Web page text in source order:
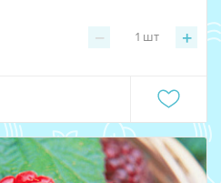
− +
1 шт